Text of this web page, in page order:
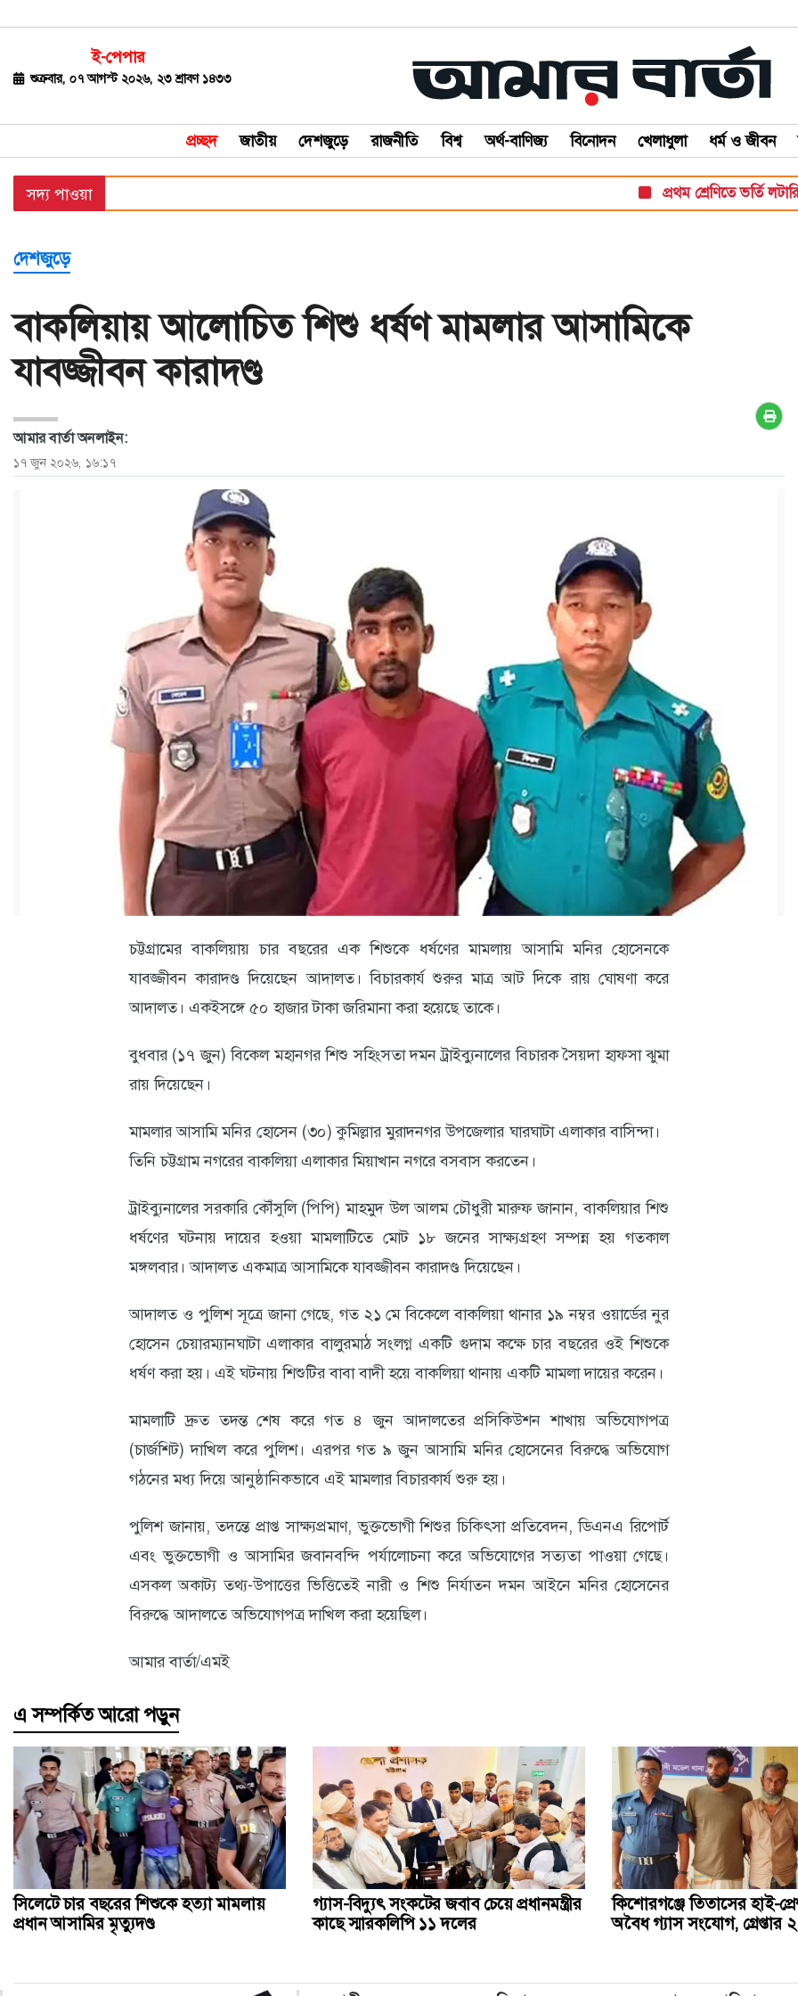
ই-পেপার
শুক্রবার, ০৭ আগস্ট ২০২৬, ২৩ শ্রাবণ ১৪৩৩
প্রচ্ছদ জাতীয় দেশজুড়ে রাজনীতি বিশ্ব অর্থ-বাণিজ্য বিনোদন খেলাধুলা ধর্ম ও জীবন
জাতীয়
রাজনীতি
বিশ্ব
বাণিজ্য
বিনোদন
খেলাধুলা
ধর্ম
ও
জীবন
সদ্য পাওয়া প্রথম শ্রেণিতে ভর্তি লটারিতে,
দেশজুড়ে
বাকলিয়ায় আলোচিত শিশু ধর্ষণ মামলার আসামিকে
যাবজ্জীবন কারাদণ্ড
আমার বার্তা অনলাইন:
১৭ জুন ২০২৬, ১৬:১৭
চট্টগ্রামের বাকলিয়ায় চার বছরের এক শিশুকে ধর্ষণের মামলায় আসামি মনির হোসেনকে
যাবজ্জীবন কারাদণ্ড দিয়েছেন আদালত। বিচারকার্য শুরুর মাত্র আট দিকে রায় ঘোষণা করে
আদালত। একইসঙ্গে ৫০ হাজার টাকা জরিমানা করা হয়েছে তাকে।
বুধবার (১৭ জুন) বিকেল মহানগর শিশু সহিংসতা দমন ট্রাইব্যুনালের বিচারক সৈয়দা হাফসা ঝুমা
রায় দিয়েছেন।
মামলার আসামি মনির হোসেন (৩০) কুমিল্লার মুরাদনগর উপজেলার ঘারঘাটা এলাকার বাসিন্দা।
তিনি চট্টগ্রাম নগরের বাকলিয়া এলাকার মিয়াখান নগরে বসবাস করতেন।
ট্রাইব্যুনালের সরকারি কৌঁসুলি (পিপি) মাহমুদ উল আলম চৌধুরী মারুফ জানান, বাকলিয়ার শিশু
ধর্ষণের ঘটনায় দায়ের হওয়া মামলাটিতে মোট ১৮ জনের সাক্ষ্যগ্রহণ সম্পন্ন হয় গতকাল
মঙ্গলবার। আদালত একমাত্র আসামিকে যাবজ্জীবন কারাদণ্ড দিয়েছেন।
আদালত ও পুলিশ সূত্রে জানা গেছে, গত ২১ মে বিকেলে বাকলিয়া থানার ১৯ নম্বর ওয়ার্ডের নুর
হোসেন চেয়ারম্যানঘাটা এলাকার বালুরমাঠ সংলগ্ন একটি গুদাম কক্ষে চার বছরের ওই শিশুকে
ধর্ষণ করা হয়। এই ঘটনায় শিশুটির বাবা বাদী হয়ে বাকলিয়া থানায় একটি মামলা দায়ের করেন।
মামলাটি দ্রুত তদন্ত শেষ করে গত ৪ জুন আদালতের প্রসিকিউশন শাখায় অভিযোগপত্র
(চার্জশিট) দাখিল করে পুলিশ। এরপর গত ৯ জুন আসামি মনির হোসেনের বিরুদ্ধে অভিযোগ
গঠনের মধ্য দিয়ে আনুষ্ঠানিকভাবে এই মামলার বিচারকার্য শুরু হয়।
পুলিশ জানায়, তদন্তে প্রাপ্ত সাক্ষ্যপ্রমাণ, ভুক্তভোগী শিশুর চিকিৎসা প্রতিবেদন, ডিএনএ রিপোর্ট
এবং ভুক্তভোগী ও আসামির জবানবন্দি পর্যালোচনা করে অভিযোগের সত্যতা পাওয়া গেছে।
এসকল অকাট্য তথ্য-উপাত্তের ভিত্তিতেই নারী ও শিশু নির্যাতন দমন আইনে মনির হোসেনের
বিরুদ্ধে আদালতে অভিযোগপত্র দাখিল করা হয়েছিল।
আমার বার্তা/এমই
এ সম্পর্কিত আরো পড়ুন
সিলেটে চার বছরের শিশুকে হত্যা মামলায়
প্রধান আসামির মৃত্যুদণ্ড
গ্যাস-বিদ্যুৎ সংকটের জবাব চেয়ে প্রধানমন্ত্রীর
কাছে স্মারকলিপি ১১ দলের
কিশোরগঞ্জে তিতাসের হাই-
অবৈধ গ্যাস সংযোগ, গ্রেপ্তার ২